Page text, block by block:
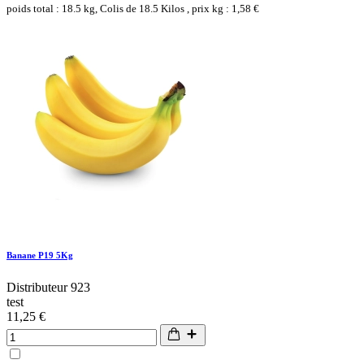
poids total : 18.5 kg, Colis de 18.5 Kilos , prix kg : 1,58 €
Banane P19 5Kg
Distributeur 923
test
11,25 €